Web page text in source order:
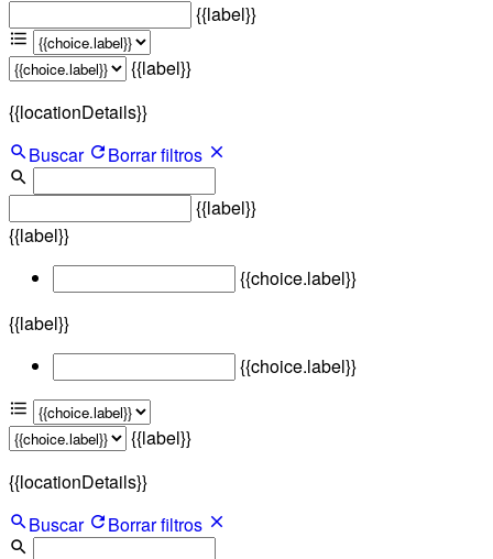
{{label}}
{{label}}
{{locationDetails}}
Buscar
Borrar filtros
{{label}}
{{label}}
{{choice.label}}
{{label}}
{{choice.label}}
{{label}}
{{locationDetails}}
Buscar
Borrar filtros